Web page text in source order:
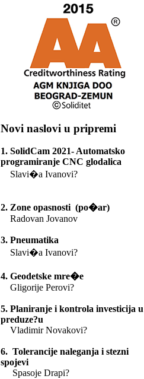
Novi naslovi u pripremi
1. SolidCam 2021- Automatsko
programiranje CNC glodalica
Slavi�a Ivanovi?
2. Zone opasnosti (po�ar)
Radovan Jovanov
3. Pneumatika
Slavi�a Ivanovi?
4. Geodetske mre�e
Gligorije Perovi?
5. Planiranje i kontrola investicija u
preduze?u
Vladimir Novakovi?
6. Tolerancije naleganja i stezni
spojevi
Spasoje Drapi?